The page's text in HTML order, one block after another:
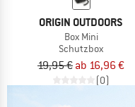
ORIGIN OUTDOORS
Box Mini
Schutzbox
19,95 € ab 16,96 €
(0)